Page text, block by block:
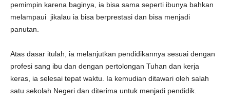
pemimpin karena baginya, ia bisa sama seperti ibunya bahkan
melampaui jikalau ia bisa berprestasi dan bisa menjadi
panutan.
Atas dasar itulah, ia melanjutkan pendidikannya sesuai dengan
profesi sang ibu dan dengan pertolongan Tuhan dan kerja
keras, ia selesai tepat waktu. Ia kemudian ditawari oleh salah
satu sekolah Negeri dan diterima untuk menjadi pendidik.